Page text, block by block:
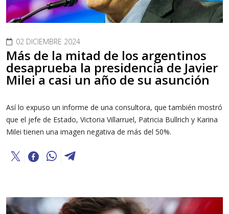
02 DICIEMBRE 2024
Más de la mitad de los argentinos
desaprueba la presidencia de Javier
Milei a casi un año de su asunción
Así lo expuso un informe de una consultora, que también mostró
que el jefe de Estado, Victoria Villarruel, Patricia Bullrich y Karina
Milei tienen una imagen negativa de más del 50%.